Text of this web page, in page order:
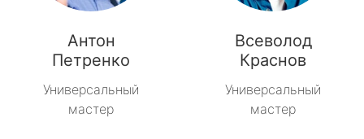
Антон
Петренко
Универсальный
мастер
Всеволод
Краснов
Универсальный
мастер